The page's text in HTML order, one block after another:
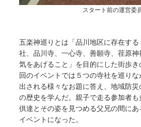
スタート前の運営委
五楽神巡りとは「品川地区に存在す
社、品川寺、一心寺、善願寺、荏原
気をあげること」を目的にした街歩
回のイベントでは５つの寺社を巡り
出される様々なお題に答え、地域防
の歴史を学んだ。親子で走る参加者
供達とその姿を見つめる父兄の間に
イベントになった。